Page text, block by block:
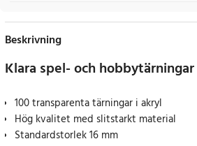
Beskrivning
Klara spel- och
100 transparenta tärningar i akryl
Hög kvalitet med slitstarkt material
Standardstorlek 16 mm